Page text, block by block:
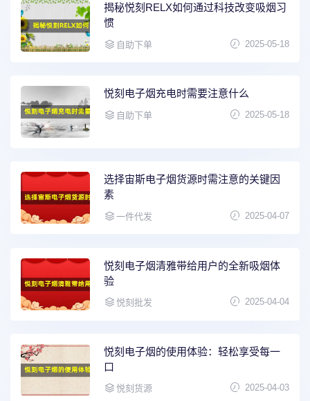
揭秘悦刻RELX如何通过科技改变吸烟习
惯
自助下单 2025-05-18
悦刻电子烟充电时需要注意什么
自助下单 2025-05-18
选择宙斯电子烟货源时需注意的关键因
素
一件代发 2025-04-07
悦刻电子烟清雅带给用户的全新吸烟体
验
悦刻批发 2025-04-04
悦刻电子烟的使用体验：轻松享受每一
口
悦刻货源 2025-04-03